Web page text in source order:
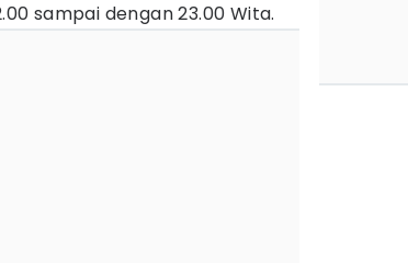
sampai dengan 23.00 Wita.